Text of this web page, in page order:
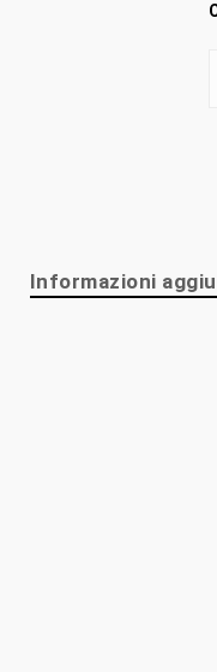
Informazioni